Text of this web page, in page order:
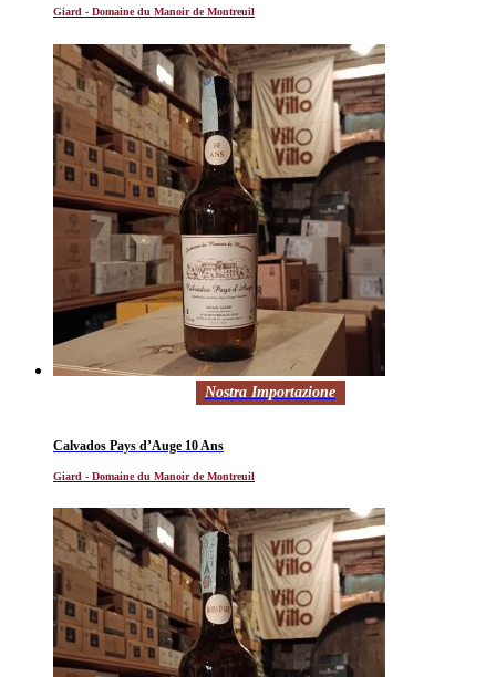
Giard - Domaine du Manoir de Montreuil
Nostra Importazione
Calvados Pays d’Auge 10 Ans
Giard - Domaine du Manoir de Montreuil